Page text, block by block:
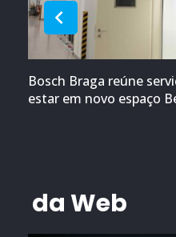
Bosch Braga reúne
estar em novo espaço
da Web